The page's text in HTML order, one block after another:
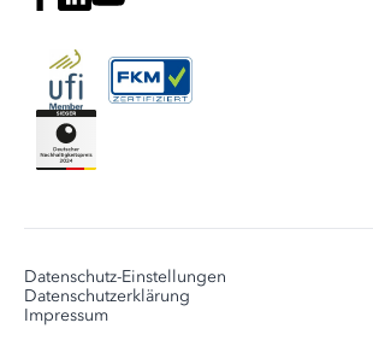
Datenschutz-Einstellungen
Datenschutzerklärung
Impressum